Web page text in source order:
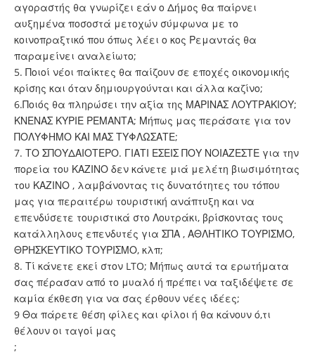
αγοραστής θα γνωρίζει εάν ο Δήμος θα παίρνει
αυξημένα ποσοστά μετοχών σύμφωνα με το
κοινοπραξτικό που όπως λέει ο κος Ρεμαντάς θα
παραμείνει αναλείωτο;
5. Ποιοί νέοι παίκτες θα παίζουν σε εποχές οικονομικής
κρίσης και όταν δημιουργούνται και άλλα καζίνο;
6.Ποιός θα πληρώσει την αξία της ΜΑΡΙΝΑΣ ΛΟΥΤΡΑΚΙΟΥ;
ΚΝΕΝΑΣ ΚΥΡΙΕ ΡΕΜΑΝΤΑ; Μήπως μας περάσατε για τον
ΠΟΛΥΦΗΜΟ ΚΑΙ ΜΑΣ ΤΥΦΛΩΣΑΤΕ;
7. ΤΟ ΣΠΟΥΔΑΙΟΤΕΡΟ. ΓΙΑΤΙ ΕΣΕΙΣ ΠΟΥ ΝΟΙΑΖΕΣΤΕ για την
πορεία του ΚΑΖΙΝΟ δεν κάνετε μιά μελέτη βιωσιμότητας
του ΚΑΖΙΝΟ , λαμβάνοντας τις δυνατότητες του τόπου
μας για περαιτέρω τουριστική ανάπτυξη και να
επενδύσετε τουριστικά στο Λουτράκι, βρίσκοντας τους
κατάλληλους επενδυτές για ΣΠΑ , ΑΘΛΗΤΙΚΟ ΤΟΥΡΙΣΜΟ,
ΘΡΗΣΚΕΥΤΙΚΟ ΤΟΥΡΙΣΜΟ, κλπ;
8. Τί κάνετε εκεί στον LTO; Μήπως αυτά τα ερωτήματα
σας πέρασαν από το μυαλό ή πρέπει να ταξιδέψετε σε
καμία έκθεση για να σας έρθουν νέες ιδέες;
9 Θα πάρετε θέση φίλες και φίλοι ή θα κάνουν ό,τι
θέλουν οι ταγοί μας
;